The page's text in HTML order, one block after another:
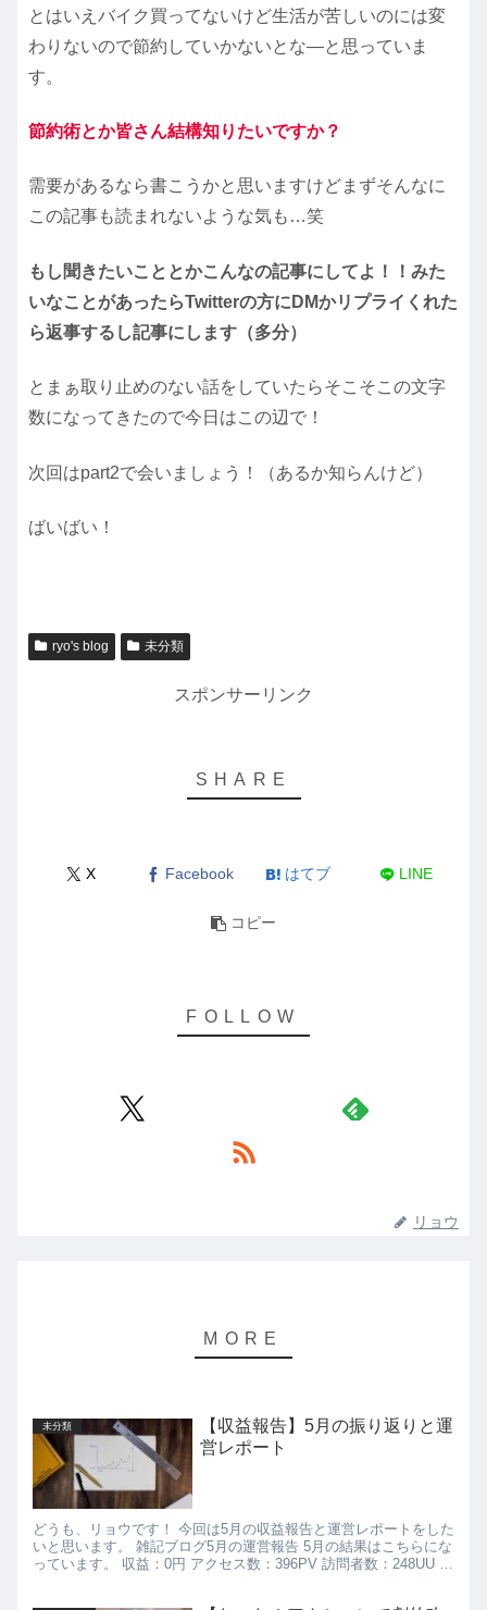
とはいえバイク買ってないけど生活が苦しいのには変
わりないので節約していかないとな―と思っていま
す。
節約術とか皆さん結構知りたいですか？
需要があるなら書こうかと思いますけどまずそんなに
この記事も読まれないような気も…笑
もし聞きたいこととかこんなの記事にしてよ！！みた
いなことがあったらTwitterの方にDMかリプライくれた
ら返事するし記事にします（多分）
とまぁ取り止めのない話をしていたらそこそこの文字
数になってきたので今日はこの辺で！
次回はpart2で会いましょう！（あるか知らんけど）
ばいばい！
ryo's blog 未分類
スポンサーリンク
X Facebook はてブ LINE
コピー
リョウ
未分類
【収益報告】5月の振り返りと運
営レポート
どうも、リョウです！ 今回は5月の収益報告と運営レポートをした
いと思います。 雑記ブログ5月の運営報告 5月の結果はこちらにな
っています。 収益：0円 アクセス数：396PV 訪問者数：248UU 記